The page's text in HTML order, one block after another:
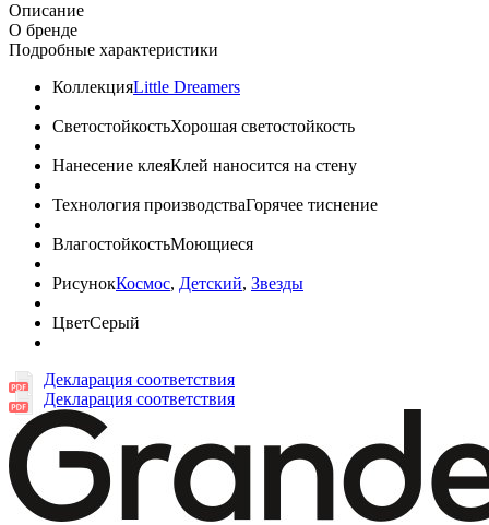
Описание
О бренде
Подробные характеристики
КоллекцияLittle Dreamers
СветостойкостьХорошая светостойкость
Нанесение клеяКлей наносится на стену
Технология производстваГорячее тиснение
ВлагостойкостьМоющиеся
РисунокКосмос, Детский, Звезды
ЦветСерый
Декларация соответствия
Декларация соответствия